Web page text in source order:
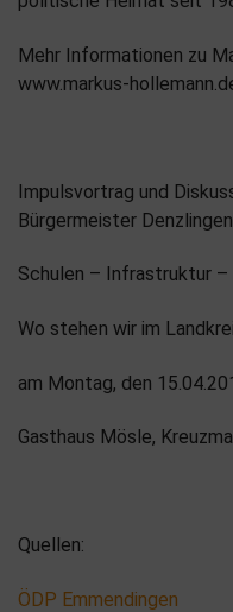
Mehr Informationen zu
www.markus-
Impulsvortrag und
Bürgermeister
Schulen – Infrastruktur –
Wo stehen wir im
am Montag, den
Gasthaus Mösle,
Quellen:
ÖDP Emmendingen